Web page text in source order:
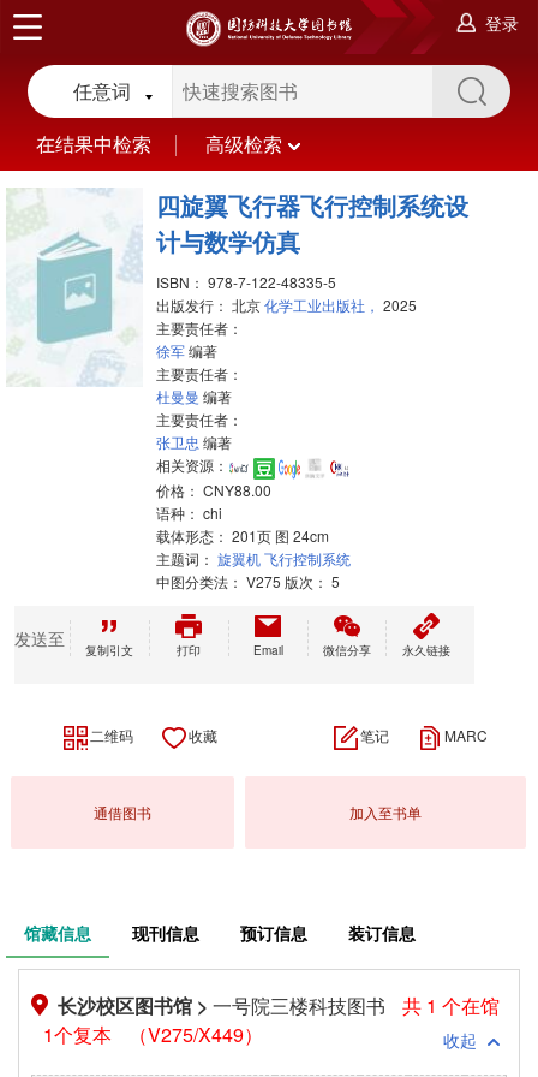
登录
任意词
在结果中检索
高级检索
四旋翼飞行器飞行控制系统设
计与数学仿真
ISBN： 978-7-122-48335-5
出版发行： 北京化学工业出版社， 2025
主要责任者：
徐军编著
主要责任者：
杜曼曼 编著
主要责任者：
张卫忠 编著
相关资源：
价格： CNY88.00
语种： chi
载体形态： 201页 图 24cm
主题词： 旋翼机飞行控制系统
中图分类法： V275 版次： 5
发送至 复制引文 打印 Email 微信分享 永久链接
二维码 收藏 笔记 MARC
通借图书 加入至书单
馆藏信息 现刊信息 预订信息 装订信息
长沙校区图书馆 > 一号院三楼科技图书
共 1 个在馆
1个复本
（V275/X449） 收起